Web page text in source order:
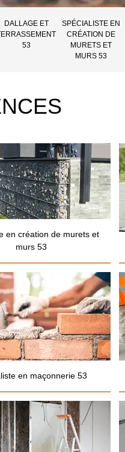
DALLAGE ET
53
SPÉCIALISTE EN
CRÉATION DE
MURETS ET
MURS 53
en création de murets et
murs 53
en maçonnerie 53